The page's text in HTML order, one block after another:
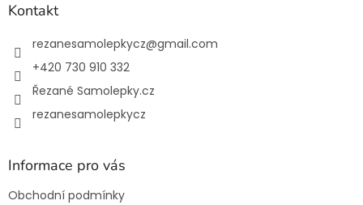
Kontakt
rezanesamolepkycz@gmail.com
+420 730 910 332
Řezané Samolepky.cz
rezanesamolepkycz
Informace pro vás
Obchodní podmínky